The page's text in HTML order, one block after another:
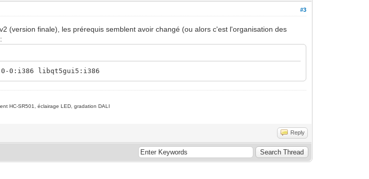
#3
(version finale), les prérequis semblent avoir changé (ou alors c'est l'organisation des
0:i386 libqt5gui5:i386
HC-SR501, éclairage LED, gradation DALI
Reply